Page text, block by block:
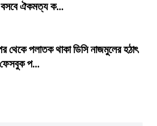
বসবে ঐকমত্য ক...
থেকে পলাতক থাকা ডিসি নাজমুলের হঠাৎ
প...